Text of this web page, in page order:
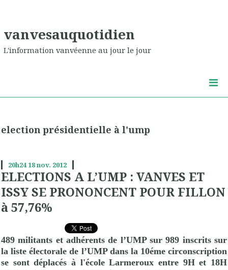
vanvesauquotidien
L'information vanvéenne au jour le jour
election présidentielle à l'ump
20h2418nov. 2012
ELECTIONS A L’UMP : VANVES ET
ISSY SE PRONONCENT POUR FILLON
à 57,76%
489 militants et adhérents de l’UMPsur 989 inscrits sur
la liste électorale de l’UMPdans la 10éme circonscription
se sont déplacés à l'école Larmeroux entre 9H et 18H